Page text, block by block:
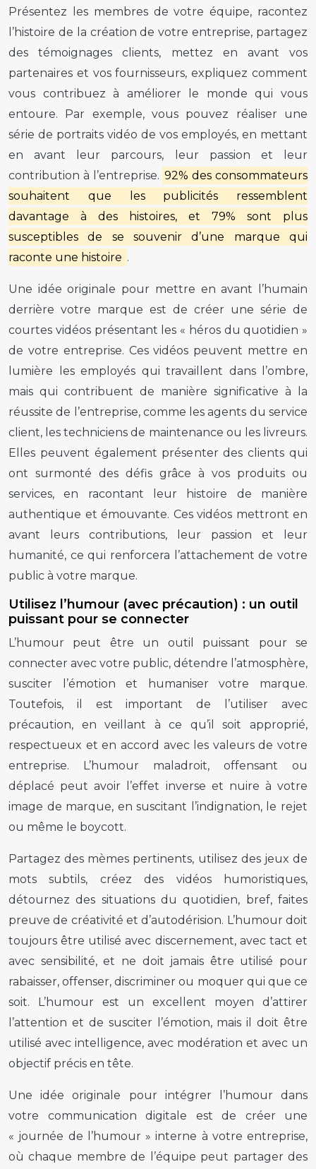
Présentez les membres de votre équipe, racontez
l’histoire de la création de votre entreprise, partagez
des témoignages clients, mettez en avant vos
partenaires et vos fournisseurs, expliquez comment
vous contribuez à améliorer le monde qui vous
entoure. Par exemple, vous pouvez réaliser une
série de portraits vidéo de vos employés, en mettant
en avant leur parcours, leur passion et leur
contribution à l’entreprise. 92% des consommateurs
souhaitent que les publicités ressemblent
davantage à des histoires, et 79% sont plus
susceptibles de se souvenir d’une marque qui
raconte une histoire .
Une idée originale pour mettre en avant l’humain
derrière votre marque est de créer une série de
courtes vidéos présentant les « héros du quotidien »
de votre entreprise. Ces vidéos peuvent mettre en
lumière les employés qui travaillent dans l’ombre,
mais qui contribuent de manière significative à la
réussite de l’entreprise, comme les agents du service
client, les techniciens de maintenance ou les livreurs.
Elles peuvent également présenter des clients qui
ont surmonté des défis grâce à vos produits ou
services, en racontant leur histoire de manière
authentique et émouvante. Ces vidéos mettront en
avant leurs contributions, leur passion et leur
humanité, ce qui renforcera l’attachement de votre
public à votre marque.
Utilisez l’humour (avec précaution) : un outil
puissant pour se connecter
L’humour peut être un outil puissant pour se
connecter avec votre public, détendre l’atmosphère,
susciter l’émotion et humaniser votre marque.
Toutefois, il est important de l’utiliser avec
précaution, en veillant à ce qu’il soit approprié,
respectueux et en accord avec les valeurs de votre
entreprise. L’humour maladroit, offensant ou
déplacé peut avoir l’effet inverse et nuire à votre
image de marque, en suscitant l’indignation, le rejet
ou même le boycott.
Partagez des mèmes pertinents, utilisez des jeux de
mots subtils, créez des vidéos humoristiques,
détournez des situations du quotidien, bref, faites
preuve de créativité et d’autodérision. L’humour doit
toujours être utilisé avec discernement, avec tact et
avec sensibilité, et ne doit jamais être utilisé pour
rabaisser, offenser, discriminer ou moquer qui que ce
soit. L’humour est un excellent moyen d’attirer
l’attention et de susciter l’émotion, mais il doit être
utilisé avec intelligence, avec modération et avec un
objectif précis en tête.
Une idée originale pour intégrer l’humour dans
votre communication digitale est de créer une
« journée de l’humour » interne à votre entreprise,
où chaque membre de l’équipe peut partager des